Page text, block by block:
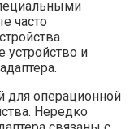
часто
устройство и
для операционной
Нередко